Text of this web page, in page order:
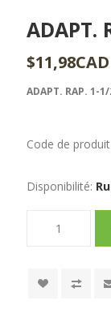
ADAPT.
$11,98CAD
ADAPT. RAP. 1-
Code de
Disponibilité: